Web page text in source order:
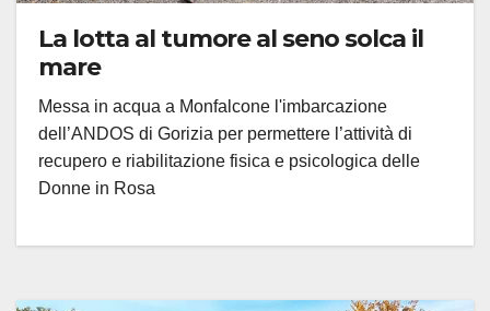
La lotta al tumore al seno solca il
mare
Messa in acqua a Monfalcone l'imbarcazione
dell’ANDOS di Gorizia per permettere l’attività di
recupero e riabilitazione fisica e psicologica delle
Donne in Rosa